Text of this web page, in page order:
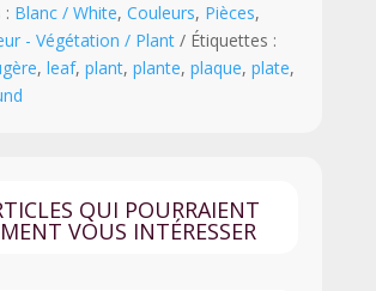
: Blanc / White, Couleurs, Pièces,
- Végétation / Plant
Étiquettes :
, leaf, plant, plante, plaque, plate,
QUI POURRAIENT
VOUS INTÉRESSER